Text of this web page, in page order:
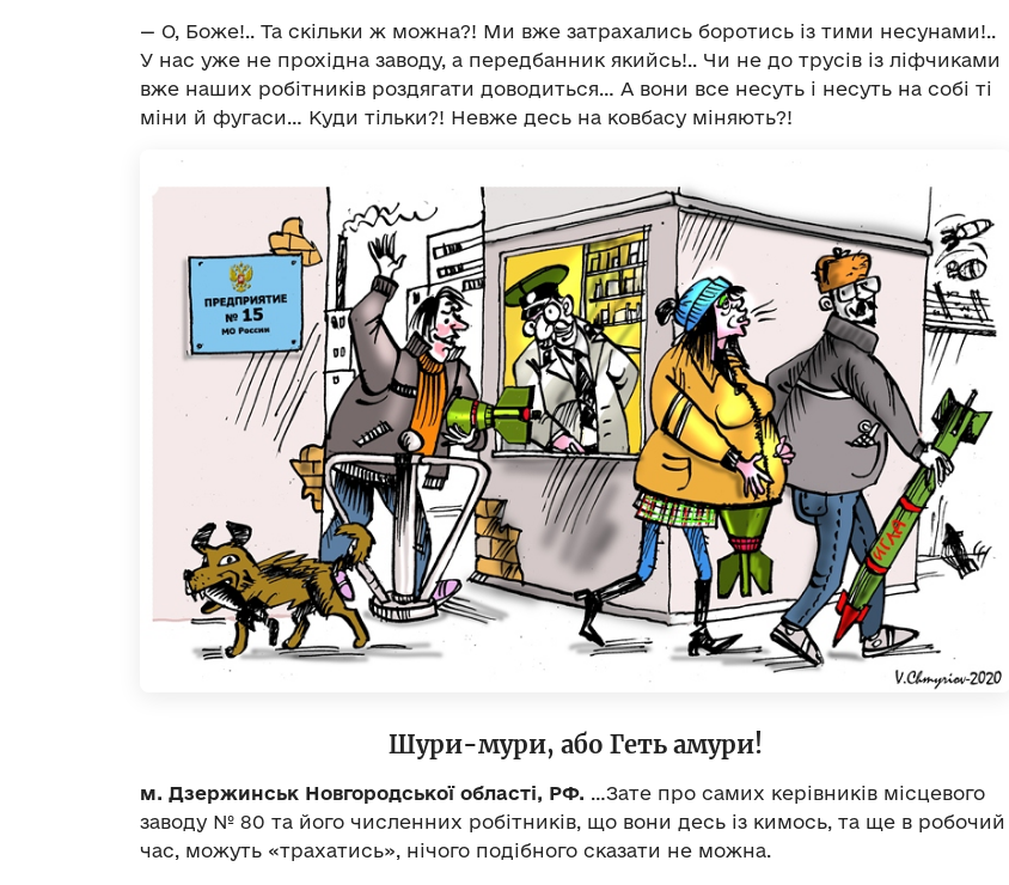
— О, Боже!.. Та скільки ж можна?! Ми вже затрахались боротись із тими несунами!..
У нас уже не прохідна заводу, а передбанник якийсь!.. Чи не до трусів із ліфчиками
вже наших робітників роздягати доводиться… А вони все несуть і несуть на собі ті
міни й фугаси… Куди тільки?! Невже десь на ковбасу міняють?!
Шури-мури, або Геть амури!
м. Дзержинськ Новгородської області, РФ. …Зате про самих керівників місцевого
заводу № 80 та його численних робітників, що вони десь із кимось, та ще в робочий
час, можуть «трахатись», нічого подібного сказати не можна.